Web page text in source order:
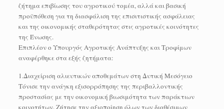
ζήτημα επιβίωσης του αγροτικού τομέα, αλλά και βασική
προϋπόθεση για τη διασφάλιση της επισιτιστικής ασφάλειας
και της οικονομικής σταθερότητας στις αγροτικές κοινότητες
της Ένωσης.
Επιπλέον ο Υπουργός Αγροτικής Ανάπτυξης και Τροφίμων
αναφέρθηκε στα εξής ζητήματα:
1.Διαχείριση αλιευτικών αποθεμάτων στη Δυτική Μεσόγειο
Τόνισε την ανάγκη εξισορρόπησης της περιβαλλοντικής
προστασίας με την οικονομική βιωσιμότητα των παράκτιων
κοινοτήτων. Ζήτησε την αξιοποίηση όλων των διαθέσιμων